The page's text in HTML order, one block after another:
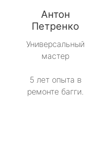
Антон
Петренко
Универсальный
мастер
5 лет опыта в
ремонте багги.